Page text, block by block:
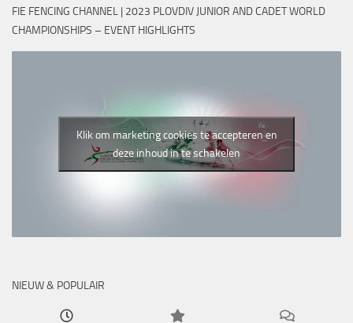
FIE FENCING CHANNEL | 2023 PLOVDIV JUNIOR AND CADET WORLD
CHAMPIONSHIPS – EVENT HIGHLIGHTS
Klik om marketing cookies te accepteren en
deze inhoud in te schakelen
NIEUW & POPULAIR